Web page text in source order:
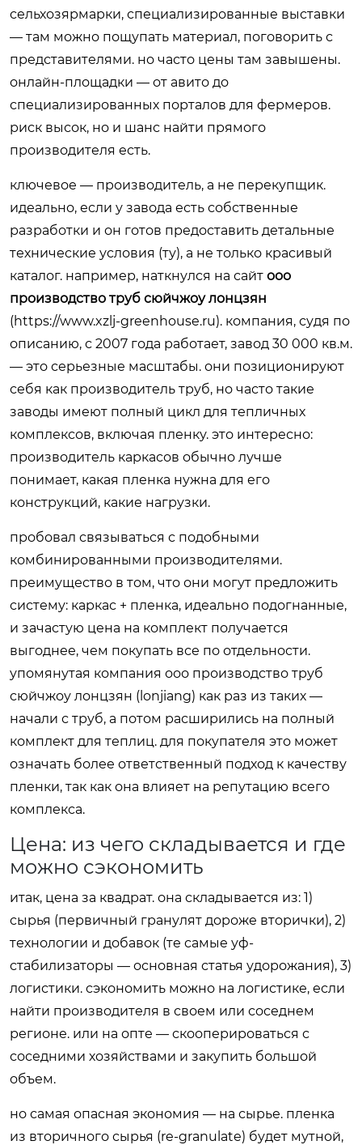
сельхозярмарки, специализированные выставки
— там можно пощупать материал, поговорить с
представителями. но часто цены там завышены.
онлайн-площадки — от авито до
специализированных порталов для фермеров.
риск высок, но и шанс найти прямого
производителя есть.
ключевое — производитель, а не перекупщик.
идеально, если у завода есть собственные
разработки и он готов предоставить детальные
технические условия (ту), а не только красивый
каталог. например, наткнулся на сайт ооо
производство труб сюйчжоу лонцзян
(https://www.xzlj-greenhouse.ru). компания, судя по
описанию, с 2007 года работает, завод 30 000 кв.м.
— это серьезные масштабы. они позиционируют
себя как производитель труб, но часто такие
заводы имеют полный цикл для тепличных
комплексов, включая пленку. это интересно:
производитель каркасов обычно лучше
понимает, какая пленка нужна для его
конструкций, какие нагрузки.
пробовал связываться с подобными
комбинированными производителями.
преимущество в том, что они могут предложить
систему: каркас + пленка, идеально подогнанные,
и зачастую цена на комплект получается
выгоднее, чем покупать все по отдельности.
упомянутая компания ооо производство труб
сюйчжоу лонцзян (lonjiang) как раз из таких —
начали с труб, а потом расширились на полный
комплект для теплиц. для покупателя это может
означать более ответственный подход к качеству
пленки, так как она влияет на репутацию всего
комплекса.
Цена: из чего складывается и где
можно сэкономить
итак, цена за квадрат. она складывается из: 1)
сырья (первичный гранулят дороже вторички), 2)
технологии и добавок (те самые уф-
стабилизаторы — основная статья удорожания), 3)
логистики. сэкономить можно на логистике, если
найти производителя в своем или соседнем
регионе. или на опте — скооперироваться с
соседними хозяйствами и закупить большой
объем.
но самая опасная экономия — на сырье. пленка
из вторичного сырья (re-granulate) будет мутной,